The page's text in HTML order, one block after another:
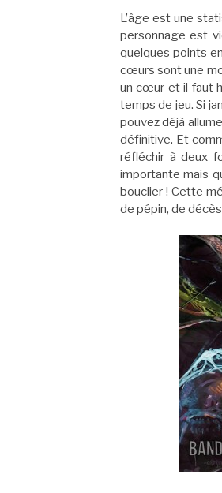
L’âge est une
personnage est
quelques points
cœurs sont une
un cœur et il faut
temps de jeu. Si
pouvez déjà
définitive. Et
réfléchir à deux
importante mais
bouclier ! Cette
de pépin, de